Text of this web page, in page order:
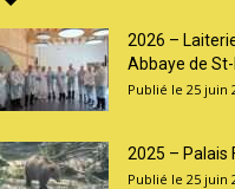
2026 –
Abbaye de
25 juin
2025 – Palais
25 juin